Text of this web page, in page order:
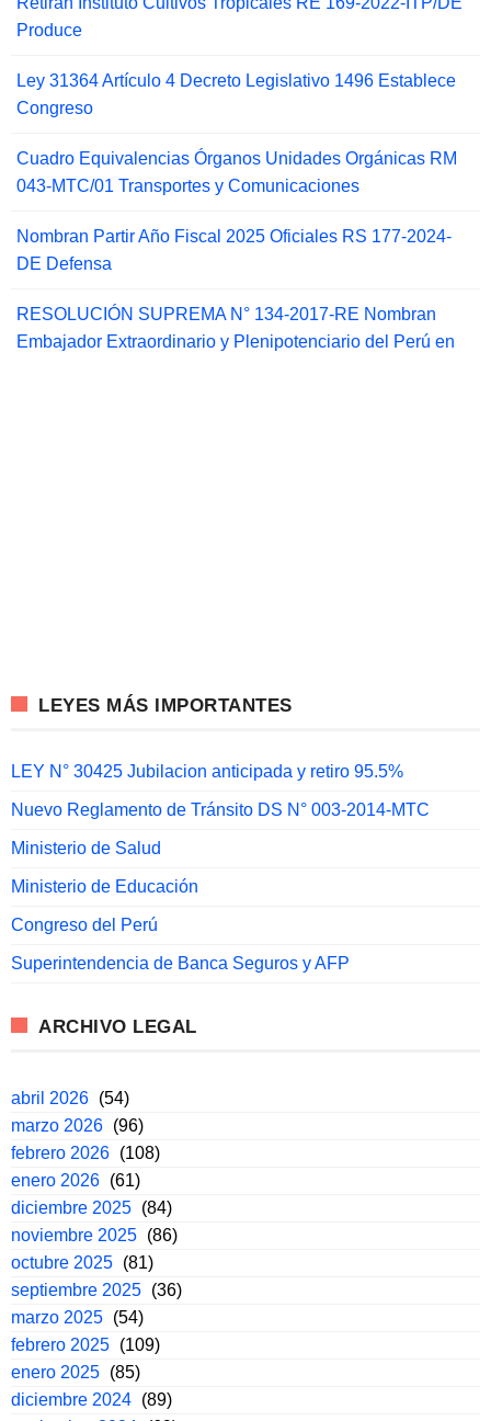
Produce
Ley 31364 Artículo 4 Decreto Legislativo 1496 Establece
Congreso
Cuadro Equivalencias Órganos Unidades Orgánicas RM
043-MTC/01 Transportes y Comunicaciones
Nombran Partir Año Fiscal 2025 Oficiales RS 177-2024-
DE Defensa
RESOLUCIÓN SUPREMA N° 134-2017-RE Nombran
Embajador Extraordinario y Plenipotenciario del Perú en
LEYES MÁS IMPORTANTES
LEY N° 30425 Jubilacion anticipada y retiro 95.5%
Nuevo Reglamento de Tránsito DS N° 003-2014-MTC
Ministerio de Salud
Ministerio de Educación
Congreso del Perú
Superintendencia de Banca Seguros y AFP
ARCHIVO LEGAL
abril 2026 (54)
marzo 2026 (96)
febrero 2026 (108)
enero 2026 (61)
diciembre 2025 (84)
noviembre 2025 (86)
octubre 2025 (81)
septiembre 2025 (36)
marzo 2025 (54)
febrero 2025 (109)
enero 2025 (85)
diciembre 2024 (89)